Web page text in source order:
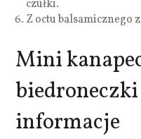
czułki.
Z octu balsamicznego
Mini
informacje